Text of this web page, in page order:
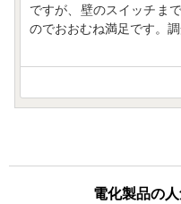
ですが、壁のスイッチま
のでおおむね満足です。
電化製品の